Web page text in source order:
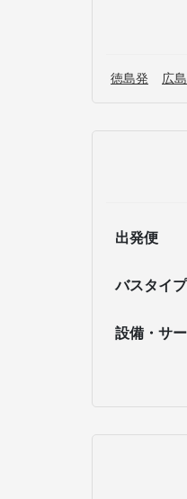
徳島発 広
出発便
バスタイプ
設備・サ